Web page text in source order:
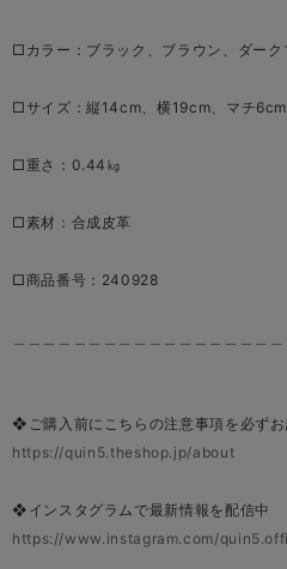
□カラー：ブラック、ブラウン、ダーク
□サイズ：縦14cm、横19cm、マチ6cm
□重さ：0.44㎏
□素材：合成皮革
□商品番号：240928
❖ご購入前にこちらの注意事項を必ず
https://quin5.theshop.jp/about
❖インスタグラムで最新情報を配信中
https://www.instagram.com/